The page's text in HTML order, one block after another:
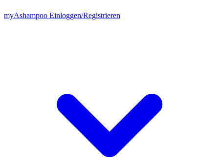
myAshampoo Einloggen/Registrieren